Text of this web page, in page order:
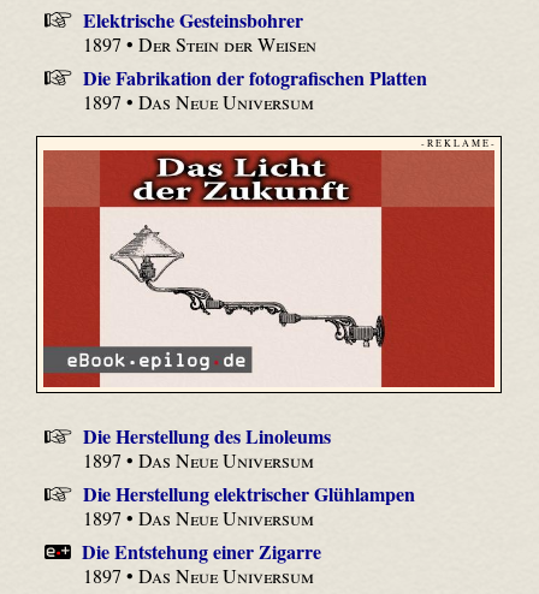
Elektrische Gesteinsbohrer
1897 •Der Stein der Weisen
Die Fabrikation der fotografischen Platten
1897 •Das Neue Universum
- R E K L A M E -
Die Herstellung des Linoleums
1897 •Das Neue Universum
Die Herstellung elektrischer Glühlampen
1897 •Das Neue Universum
Die Entstehung einer Zigarre
1897 •Das Neue Universum